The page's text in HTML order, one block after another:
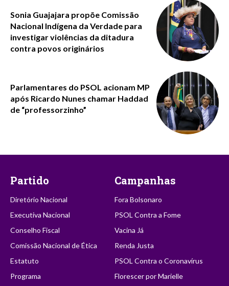
Sonia Guajajara propõe Comissão
Nacional Indígena da Verdade para
investigar violências da ditadura
contra povos originários
Parlamentares do PSOL acionam MP
após Ricardo Nunes chamar Haddad
de “professorzinho”
Partido
Diretório Nacional
Executiva Nacional
Conselho Fiscal
Comissão Nacional de Ética
Estatuto
Programa
Campanhas
Fora Bolsonaro
PSOL Contra a Fome
Vacina Já
Renda Justa
PSOL Contra o Coronavírus
Florescer por Marielle